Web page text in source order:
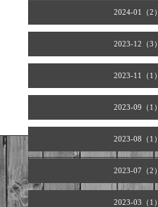
2024-01（2）
2023-12（3）
2023-11（1）
2023-09（1）
2023-08（1）
2023-07（2）
2023-03（1）
2026.08.08 Saturday